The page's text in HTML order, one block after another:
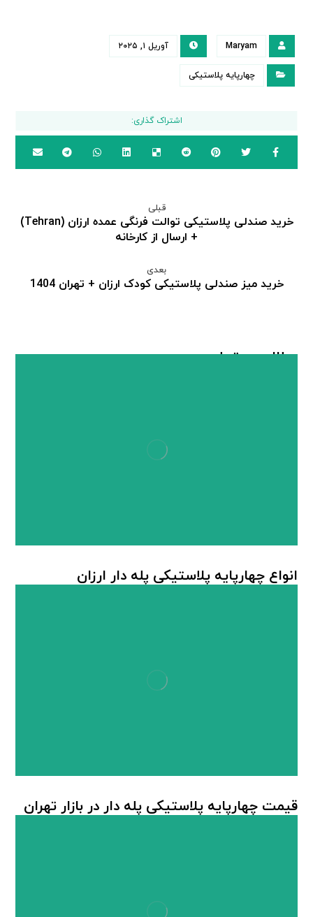
Maryam آوریل ۱, ۲۰۲۵
چهارپایه پلاستیکی
قبلی
خرید صندلی پلاستیکی توالت فرنگی عمده ارزان (Tehran)
+ ارسال از کارخانه
بعدی
خرید میز صندلی پلاستیکی کودک ارزان + تهران 1404
مطالب مرتبط ...
انواع چهارپایه پلاستیکی پله دار ارزان
قیمت چهارپایه پلاستیکی پله دار در بازار تهران